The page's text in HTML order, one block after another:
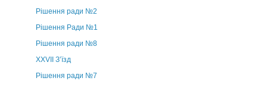
Рішення ради №2
Рішення Ради №1
Рішення ради №8
ХХVII З’їзд
Рішення ради №7